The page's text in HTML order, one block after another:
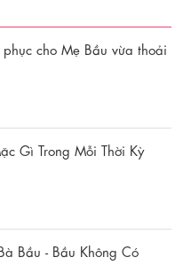
cho Mẹ Bầu vừa thoải
Gì Trong Mỗi Thời Kỳ
Bầu - Bầu Không Có